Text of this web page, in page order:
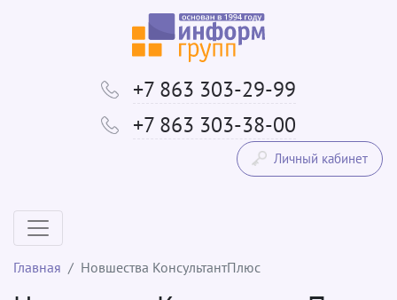
+7 863 303-29-99
+7 863 303-38-00
Личный кабинет
Главная Новшества КонсультантПлюс